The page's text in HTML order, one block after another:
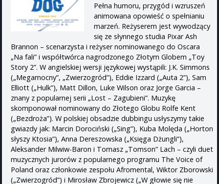
Pełna humoru, przygód i wzruszeń
animowana opowieść o spełnianiu
marzeń. Reżyserem jest wywodzący
się ze słynnego studia Pixar Ash
Brannon – scenarzysta i reżyser nominowanego do Oscara
„Na fali” i współtwórca nagrodzonego Złotym Globem „Toy
Story 2”. W angielskiej wersji językowej wystąpili: J.K. Simmons
(„Megamocny”, „Zwierzogród”), Eddie Izzard („Auta 2”), Sam
Elliott („Hulk”), Matt Dillon, Luke Wilson oraz Jorge Garcia –
znany z popularnej serii „Lost – Zagubieni”. Muzykę
skomponował nominowany do Złotego Globu Rolfe Kent
(„Bezdroża”). W polskiej obsadzie dubbingu usłyszymy takie
gwiazdy jak: Marcin Dorociński („Sing”), Kuba Molęda („Horton
słyszy Ktosia”), Anna Dereszowska („Księga Dżungli”),
Aleksander Milwiw-Baron i Tomasz „Tomson” Lach – czyli duet
muzycznych jurorów z popularnego programu The Voice of
Poland oraz członkowie zespołu Afromental, Wiktor Zborowski
(„Zwierzogród”) i Mirosław Zbrojewicz („W głowie się nie